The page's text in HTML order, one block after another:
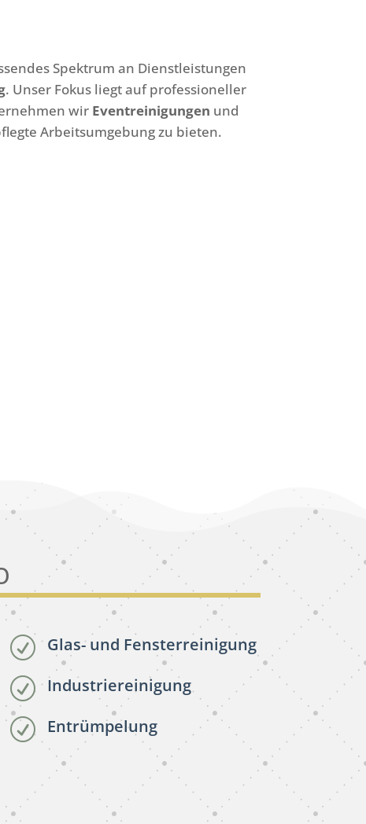
Spektrum an Dienstleistungen
. Unser Fokus liegt auf professioneller
wir Eventreinigungen und
Arbeitsumgebung zu bieten.
R Glas- und Fensterreinigung
R Industriereinigung
R Entrümpelung
gebäudereinigung
subunternehmer Rhein-